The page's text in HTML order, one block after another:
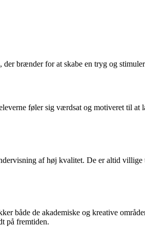
der brænder for at skabe en tryg og
føler sig værdsat og motiveret til
af høj kvalitet. De er altid
både de akademiske og kreative
på fremtiden.